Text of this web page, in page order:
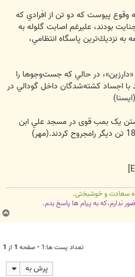
وقوع پيوست كه دو تن از افرادي كه
بودند، عليرغم اصابت گلوله به
به نزديك‌ترين پاسگاه انتظامي،
در حالي كه جست‌و‌جوها را
با اجساد كشته‌شدگان داخل گودالي در
کار گذاشتن یک بمب قوی در مسجد علي ابن
سعادت و خوشبختی.
ندارم،که به پیام ها پاسخ بدم.
تعداد پست ها:1 • صفحه 1 از 1
پرش به